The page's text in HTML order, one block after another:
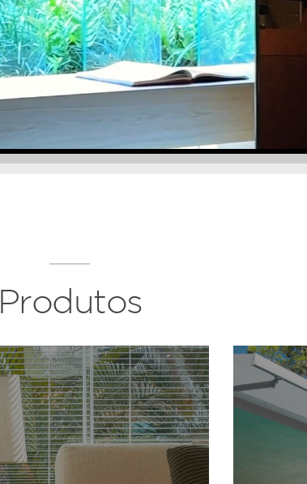
Produtos